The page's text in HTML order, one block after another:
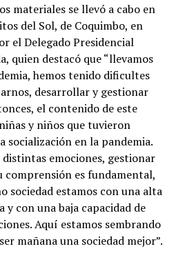
materiales se llevó a cabo en
del Sol, de Coquimbo, en
el Delegado Presidencial
quien destacó que “llevamos
hemos tenido dificultes
desarrollar y gestionar
el contenido de este
y niños que tuvieron
socialización en la pandemia.
emociones, gestionar
comprensión es fundamental,
sociedad estamos con una alta
con una baja capacidad de
Aquí estamos sembrando
mañana una sociedad mejor”.